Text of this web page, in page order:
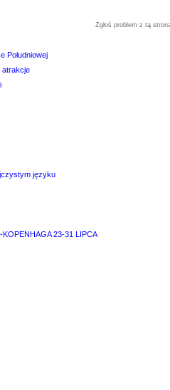
Zgłoś problem z tą
Południowej
atrakcje
języku
23-31 LIPCA